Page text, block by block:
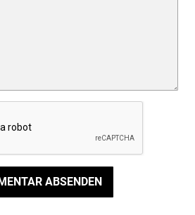
ABSENDEN